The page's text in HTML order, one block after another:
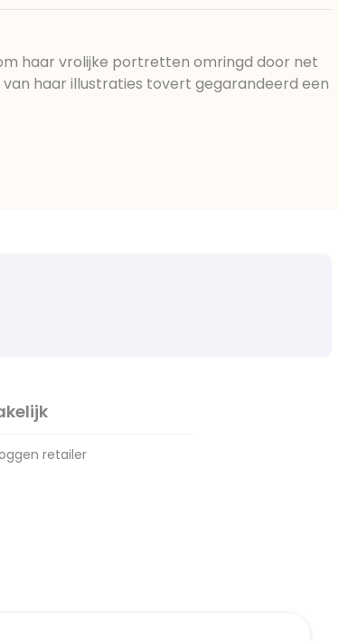
haar vrolijke portretten omringd door net
haar illustraties tovert gegarandeerd een
retailer